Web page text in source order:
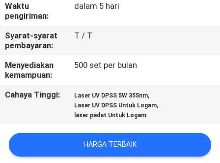
HUBUNGI
KAMI
PENAWARAN
PRIVACY
POLICY
Waktu
pengiriman:
dalam 5 hari
Syarat-syarat
pembayaran:
T / T
Menyediakan
kemampuan:
500 set per bulan
Cahaya Tinggi: Laser UV DPSS 5W 355nm,
Laser UV DPSS Untuk Logam,
laser padat Untuk Logam
HARGA TERBAIK